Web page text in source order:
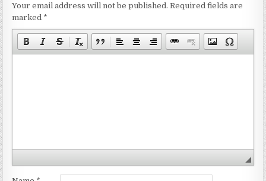
Your email address will not be published. Required fields are
marked *